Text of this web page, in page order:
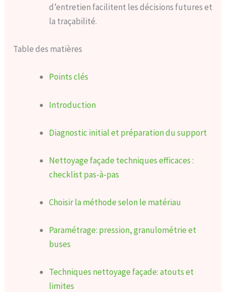
d’entretien facilitent les décisions futures et
la traçabilité.
Table des matières
Points clés
Introduction
Diagnostic initial et préparation du support
Nettoyage façade techniques efficaces :
checklist pas-à-pas
Choisir la méthode selon le matériau
Paramétrage: pression, granulométrie et
buses
Techniques nettoyage façade: atouts et
limites